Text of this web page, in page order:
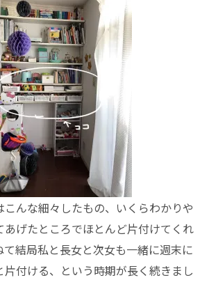
こんな細々したもの、いくらわかりや
あげたところでほとんど片付けてくれ
て結局私と長女と次女も一緒に週末に
片付ける、という時期が長く続きまし